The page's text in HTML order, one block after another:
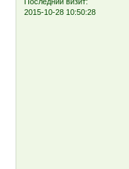
2015-10-28 10:50:28